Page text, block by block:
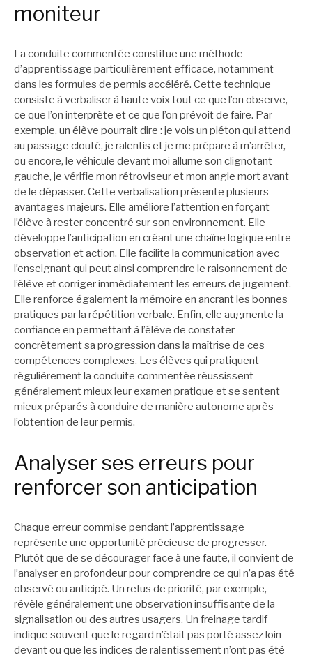
moniteur
La conduite commentée constitue une méthode
d’apprentissage particulièrement efficace, notamment
dans les formules de permis accéléré. Cette technique
consiste à verbaliser à haute voix tout ce que l’on observe,
ce que l’on interprète et ce que l’on prévoit de faire. Par
exemple, un élève pourrait dire : je vois un piéton qui attend
au passage clouté, je ralentis et je me prépare à m’arrêter,
ou encore, le véhicule devant moi allume son clignotant
gauche, je vérifie mon rétroviseur et mon angle mort avant
de le dépasser. Cette verbalisation présente plusieurs
avantages majeurs. Elle améliore l’attention en forçant
l’élève à rester concentré sur son environnement. Elle
développe l’anticipation en créant une chaîne logique entre
observation et action. Elle facilite la communication avec
l’enseignant qui peut ainsi comprendre le raisonnement de
l’élève et corriger immédiatement les erreurs de jugement.
Elle renforce également la mémoire en ancrant les bonnes
pratiques par la répétition verbale. Enfin, elle augmente la
confiance en permettant à l’élève de constater
concrètement sa progression dans la maîtrise de ces
compétences complexes. Les élèves qui pratiquent
régulièrement la conduite commentée réussissent
généralement mieux leur examen pratique et se sentent
mieux préparés à conduire de manière autonome après
l’obtention de leur permis.
Analyser ses erreurs pour
renforcer son anticipation
Chaque erreur commise pendant l’apprentissage
représente une opportunité précieuse de progresser.
Plutôt que de se décourager face à une faute, il convient de
l’analyser en profondeur pour comprendre ce qui n’a pas été
observé ou anticipé. Un refus de priorité, par exemple,
révèle généralement une observation insuffisante de la
signalisation ou des autres usagers. Un freinage tardif
indique souvent que le regard n’était pas porté assez loin
devant ou que les indices de ralentissement n’ont pas été